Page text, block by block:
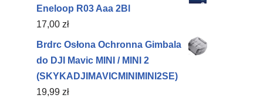
Eneloop R03 Aaa 2Bl
17,00 zł
Brdrc Osłona Ochronna Gimbala
do DJI Mavic MINI / MINI 2
(SKYKADJIMAVICMINIMINI2SE)
19,99 zł